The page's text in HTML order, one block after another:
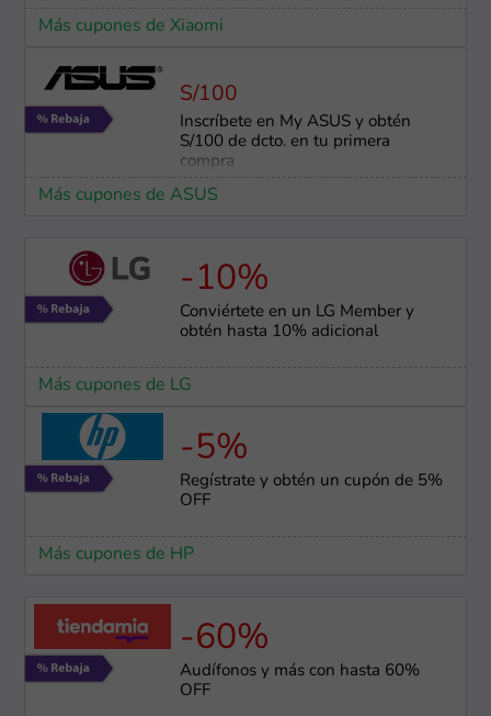
Más cupones de Xiaomi
S/100
Inscríbete en My ASUS y obtén
S/100 de dcto. en tu primera
compra
Más cupones de ASUS
-10%
Conviértete en un LG Member y
obtén hasta 10% adicional
Más cupones de LG
-5%
Regístrate y obtén un cupón de 5%
OFF
Más cupones de HP
-60%
Audífonos y más con hasta 60%
OFF